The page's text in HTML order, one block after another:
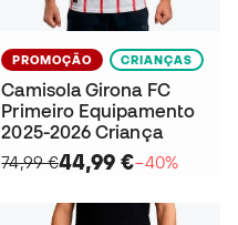
PROMOÇÃO CRIANÇAS
Camisola Girona FC
Primeiro Equipamento
2025-2026 Criança
74,99 €44,99 €−40%